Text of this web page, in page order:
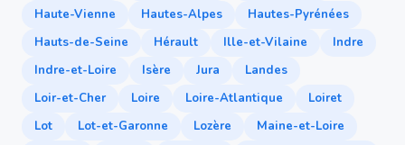
Haute-Vienne
Hautes-Alpes
Hautes-Pyrénées
Hauts-de-Seine
Hérault Ille-et-Vilaine
Indre
Indre-et-Loire
Isère Jura
Landes
Loir-et-Cher
Loire Loire-Atlantique
Loiret
Lot
Lot-et-Garonne Lozère
Maine-et-Loire